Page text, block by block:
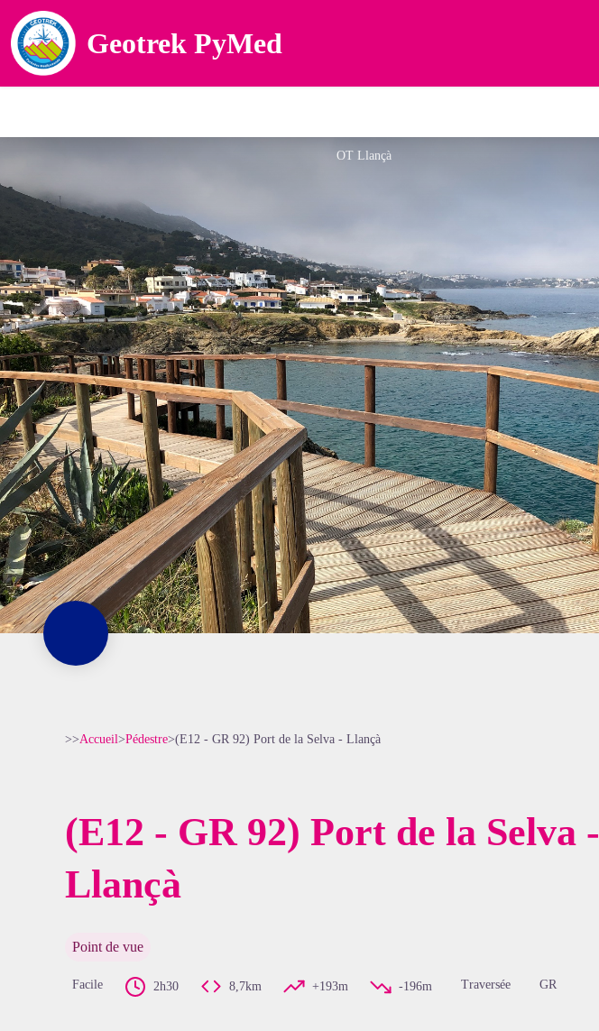
Geotrek PyMed
OT Llançà
>>Accueil>Pédestre>(E12 - GR 92) Port de la Selva - Llançà
(E12 - GR 92) Port de la Selva -
Llançà
Point de vue
Facile 2h30 8,7km +193m -196m Traversée GR